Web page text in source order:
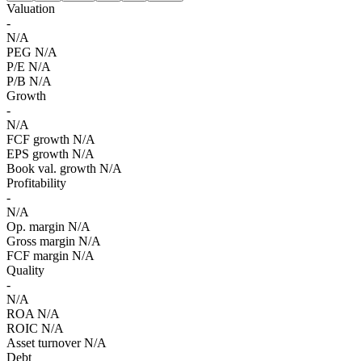
Valuation
-
N/A
PEG N/A
P/E N/A
P/B N/A
Growth
-
N/A
FCF growth N/A
EPS growth N/A
Book val. growth N/A
Profitability
-
N/A
Op. margin N/A
Gross margin N/A
FCF margin N/A
Quality
-
N/A
ROA N/A
ROIC N/A
Asset turnover N/A
Debt